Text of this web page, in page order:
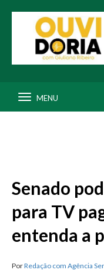
MENU
Senado
para TV
entenda a
PorRedação com Agência